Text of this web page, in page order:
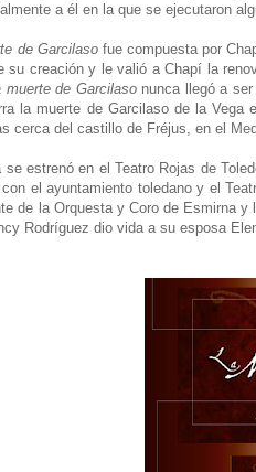
a él en la que se ejecutaron
de Garcilasofue compuesta por
su creación y le valió a Chapí la
muerte de Garcilaso nunca llegó a
la muerte de Garcilaso de la
cerca del castillo de Fréjus, en el
se estrenó en el Teatro Rojas de
el ayuntamiento toledano y el
de la Orquesta y Coro de Esmirna
Rodríguez dio vida a su esposa